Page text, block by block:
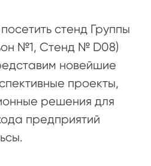
стенд Группы
№1, Стенд № D08)
новейшие
проекты,
решения для
предприятий